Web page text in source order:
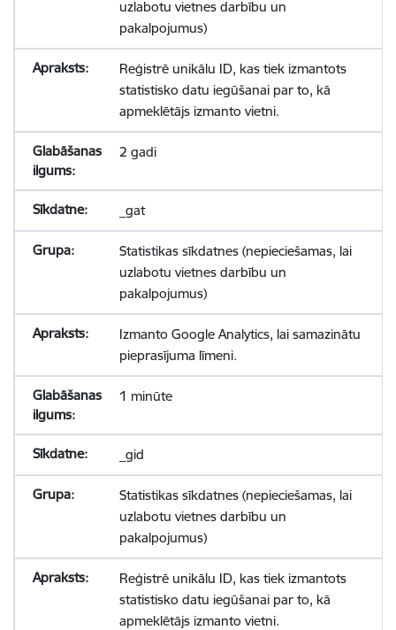
uzlabotu vietnes darbību un
pakalpojumus)
Reģistrē unikālu ID, kas tiek izmantots
statistisko datu iegūšanai par to, kā
apmeklētājs izmanto vietni.
2 gadi
_gat
Statistikas sīkdatnes (nepieciešamas, lai
uzlabotu vietnes darbību un
pakalpojumus)
Izmanto Google Analytics, lai samazinātu
pieprasījuma līmeni.
1 minūte
_gid
Statistikas sīkdatnes (nepieciešamas, lai
uzlabotu vietnes darbību un
pakalpojumus)
Reģistrē unikālu ID, kas tiek izmantots
statistisko datu iegūšanai par to, kā
apmeklētājs izmanto vietni.